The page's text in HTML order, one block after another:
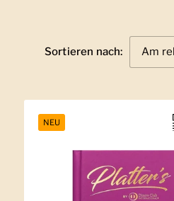
Sortieren nach:
NEU